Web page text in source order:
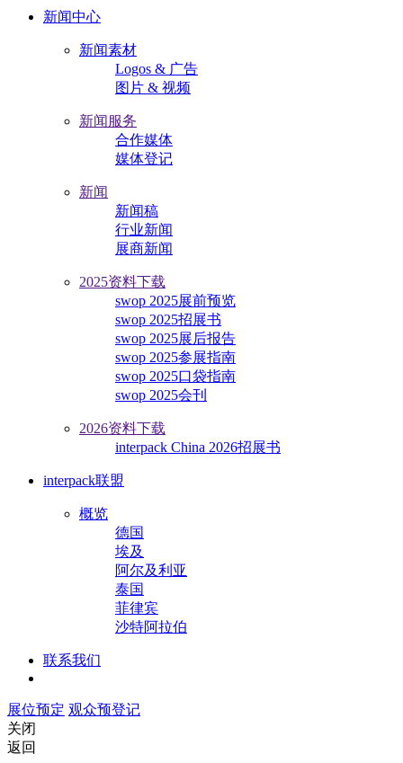
新闻中心
新闻素材
Logos & 广告
图片 & 视频
新闻服务
合作媒体
媒体登记
新闻
新闻稿
行业新闻
展商新闻
2025资料下载
swop 2025展前预览
swop 2025招展书
swop 2025展后报告
swop 2025参展指南
swop 2025口袋指南
swop 2025会刊
2026资料下载
interpack China 2026招展书
interpack联盟
概览
德国
埃及
阿尔及利亚
泰国
菲律宾
沙特阿拉伯
联系我们
展位预定 观众预登记
关闭
返回